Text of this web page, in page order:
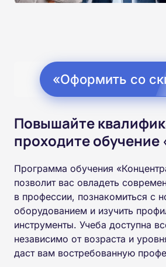
«Оформить со
Повышайте
проходите обучение
Программа обучения
позволит вас овладеть
в профессии, познакомиться с
оборудованием и изучить
инструменты. Учеба доступна
независимо от возраста и
даст вам востребованную